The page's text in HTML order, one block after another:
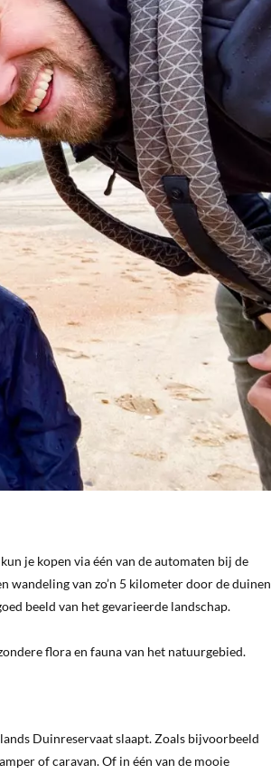
je kopen via één van de automaten bij de
wandeling van zo’n 5 kilometer door de duinen
beeld van het gevarieerde landschap.
flora en fauna van het natuurgebied.
Duinreservaat slaapt. Zoals bijvoorbeeld
of caravan. Of in één van de mooie